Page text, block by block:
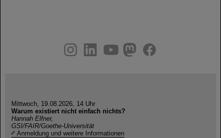
youtube
helmholtz.social
facebook
Mittwoch, 19.08.2026, 14 Uhr
Warum existiert nicht einfach nichts?
Hannah Elfner,
GSI/FAIR/Goethe-Universität
Anmeldung und weitere Informationen